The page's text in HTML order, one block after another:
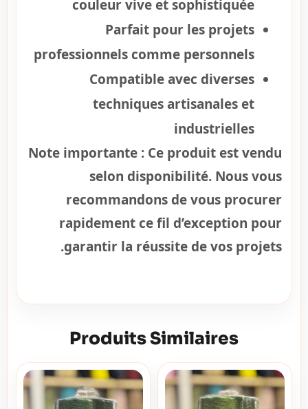
couleur vive et sophistiquée
Parfait pour les projets
professionnels comme personnels
Compatible avec diverses
techniques artisanales et
industrielles
Note importante : Ce produit est vendu
selon disponibilité. Nous vous
recommandons de vous procurer
rapidement ce fil d’exception pour
garantir la réussite de vos projets.
Produits Similaires